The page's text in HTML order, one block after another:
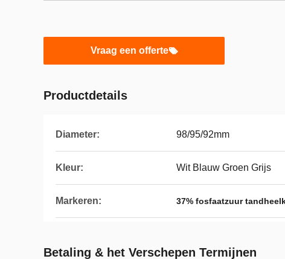
Vraag een offerte
Productdetails
Diameter: 98/95/92mm
Kleur: Wit Blauw Groen Grijs
Markeren: 37% fosfaatzuur
Betaling & het Verschepen Termijnen